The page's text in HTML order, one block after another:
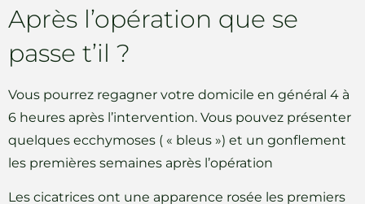
Après l’opération que se
passe t’il ?
Vous pourrez regagner votre domicile en général 4 à
6 heures après l’intervention. Vous pouvez présenter
quelques ecchymoses ( « bleus ») et un gonflement
les premières semaines après l’opération
Les cicatrices ont une apparence rosée les premiers